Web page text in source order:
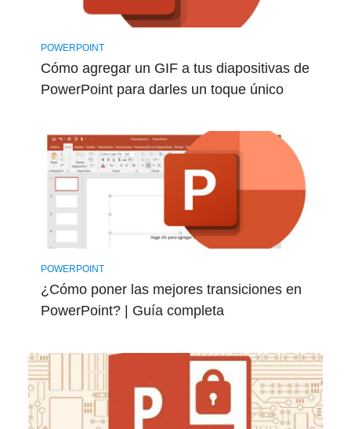
POWERPOINT
Cómo agregar un GIF a tus diapositivas de
PowerPoint para darles un toque único
POWERPOINT
¿Cómo poner las mejores transiciones en
PowerPoint? | Guía completa